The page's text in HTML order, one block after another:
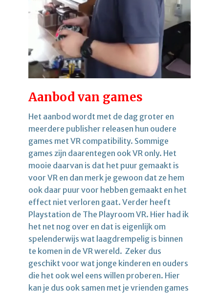
Aanbod van games
Het aanbod wordt met de dag groter en
meerdere publisher releasen hun oudere
games met VR compatibility. Sommige
games zijn daarentegen ook VR only. Het
mooie daarvan is dat het puur gemaakt is
voor VR en dan merk je gewoon dat ze hem
ook daar puur voor hebben gemaakt en het
effect niet verloren gaat. Verder heeft
Playstation de The Playroom VR. Hier had ik
het net nog over en dat is eigenlijk om
spelenderwijs wat laagdrempelig is binnen
te komen in de VR wereld. Zeker dus
geschikt voor wat jonge kinderen en ouders
die het ook wel eens willen proberen. Hier
kan je dus ook samen met je vrienden games